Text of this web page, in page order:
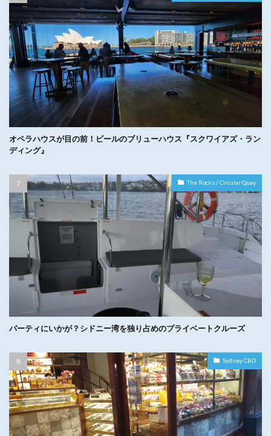
オペラハウスが目の前！ビールのブリューハウス『スクワイアズ・ラン
ディング』
The Rocks / Circular Quay
パーティにいかが？シドニー湾を独り占めのプライベートクルーズ
Sydney CBD